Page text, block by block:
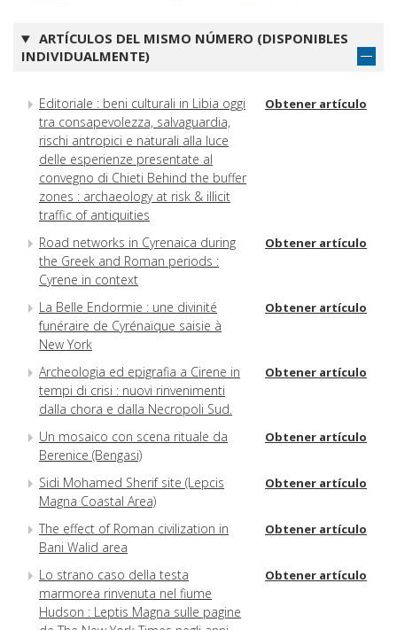
ARTÍCULOS DEL MISMO NÚMERO (DISPONIBLES
INDIVIDUALMENTE)
Editoriale : beni culturali in Libia oggi
tra consapevolezza, salvaguardia,
rischi antropici e naturali alla luce
delle esperienze presentate al
convegno di Chieti Behind the buffer
zones : archaeology at risk & illicit
traffic of antiquities
Obtener artículo
Road networks in Cyrenaica during
the Greek and Roman periods :
Cyrene in context
Obtener artículo
La Belle Endormie : une divinité
funéraire de Cyrénaïque saisie à
New York
Obtener artículo
Archeologia ed epigrafia a Cirene in
tempi di crisi : nuovi rinvenimenti
dalla chora e dalla Necropoli Sud.
Obtener artículo
Un mosaico con scena rituale da
Berenice (Bengasi)
Obtener artículo
Sidi Mohamed Sherif site (Lepcis
Magna Coastal Area)
Obtener artículo
The effect of Roman civilization in
Bani Walid area
Obtener artículo
Lo strano caso della testa
marmorea rinvenuta nel fiume
Hudson : Leptis Magna sulle pagine
Obtener artículo